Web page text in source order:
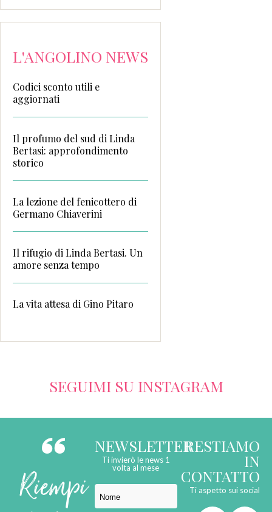
L'ANGOLINO NEWS
Codici sconto utili e
aggiornati
Il profumo del sud di Linda
Bertasi: approfondimento
storico
La lezione del fenicottero di
Germano Chiaverini
Il rifugio di Linda Bertasi. Un
amore senza tempo
La vita attesa di Gino Pitaro
SEGUIMI SU INSTAGRAM
Riempi
NEWSLETTER
Ti invierò le news 1
volta al mese
RESTIAMO
IN
CONTATTO
Ti aspetto sui social